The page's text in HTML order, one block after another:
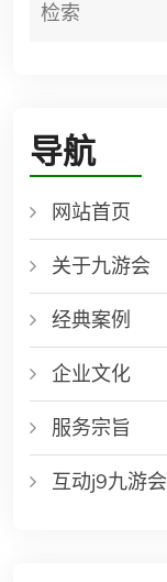
导航
网站首页
关于九游会
经典案例
企业文化
服务宗旨
互动j9九游会